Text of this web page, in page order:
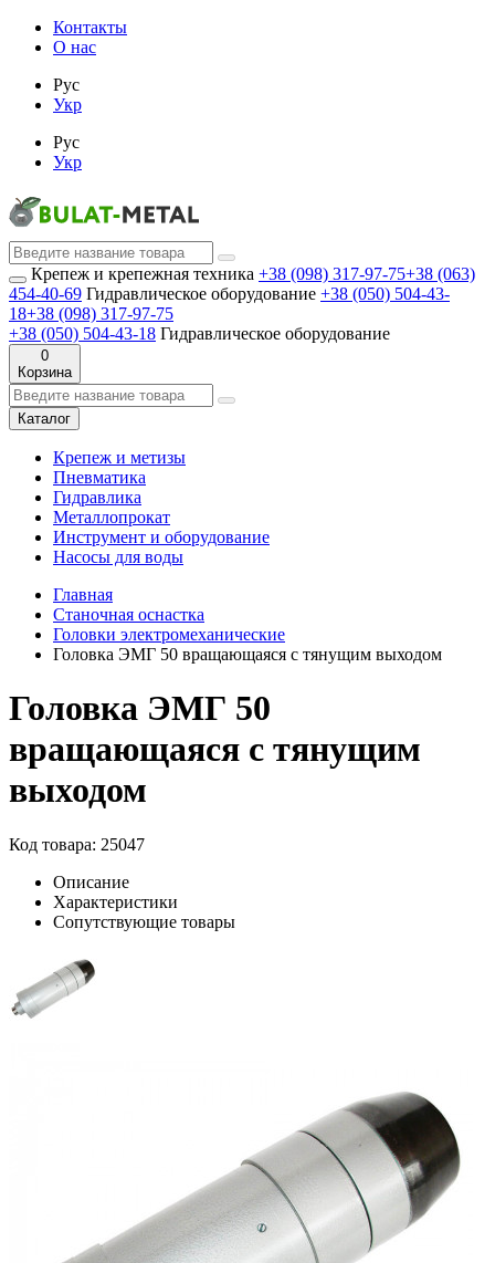
Контакты
О нас
Рус
Укр
Рус
Укр
Крепеж и крепежная техника +38 (098) 317-97-75+38 (063)
454-40-69 Гидравлическое оборудование +38 (050) 504-43-
18+38 (098) 317-97-75
+38 (050) 504-43-18 Гидравлическое оборудование
0
Корзина
Каталог
Крепеж и метизы
Пневматика
Гидравлика
Металлопрокат
Инструмент и оборудование
Насосы для воды
Главная
Станочная оснастка
Головки электромеханические
Головка ЭМГ 50 вращающаяся с тянущим выходом
Головка ЭМГ 50
вращающаяся с тянущим
выходом
Код товара: 25047
Описание
Характеристики
Сопутствующие товары